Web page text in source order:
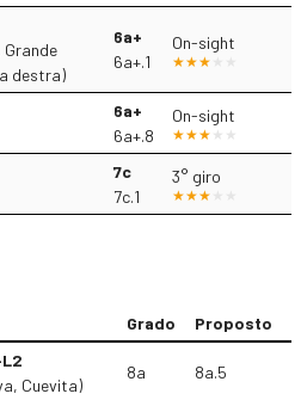
destra)
6a+
6a+.1
On-sight
6a+
6a+.8
On-sight
7c
7c.1
3° giro
Grado Proposto
Cuevita)
8a 8a.5